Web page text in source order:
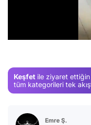
Keşfet ile ziyaret ettiğin
tüm kategorileri tek
Emre Ş.